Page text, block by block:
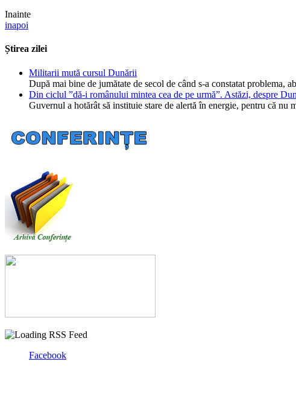
Inainte
inapoi
Știrea zilei
Militarii mută cursul Dunării
După mai bine de jumătate de secol de când s-a constatat problema,
Din ciclul ”dă-i românului mintea cea de pe urmă”. Astăzi, despre
Guvernul a hotărât să instituie stare de alertă în energie, pentru că nu
Facebook